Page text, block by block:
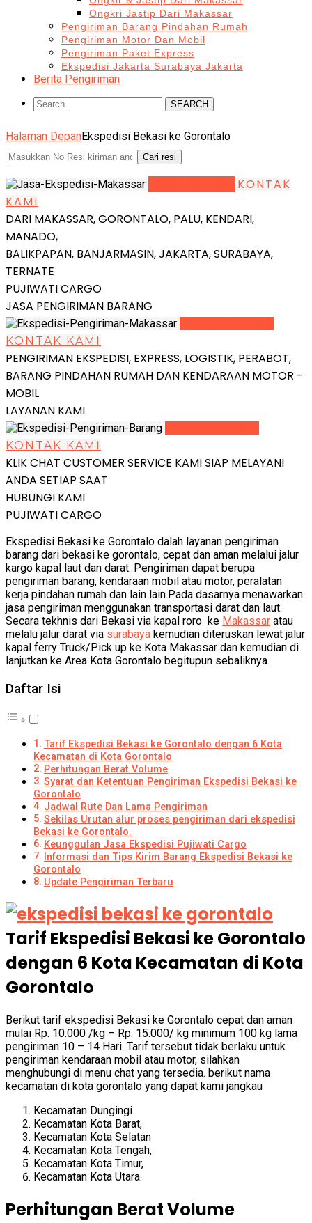
Ongkri Jastip Dari Makassar
Pengiriman Barang Pindahan Rumah
Pengiriman Motor Dan Mobil
Pengiriman Paket Express
Ekspedisi Jakarta Surabaya Jakarta
Berita Pengiriman
SEARCH
Halaman DepanEkspedisi Bekasi ke Gorontalo
KONTAK
KAMI
DARI MAKASSAR, GORONTALO, PALU, KENDARI,
MANADO,
BALIKPAPAN, BANJARMASIN, JAKARTA, SURABAYA,
TERNATE
PUJIWATI CARGO
JASA PENGIRIMAN BARANG
KONTAK KAMI
PENGIRIMAN EKSPEDISI, EXPRESS, LOGISTIK, PERABOT,
BARANG PINDAHAN RUMAH DAN KENDARAAN MOTOR -
MOBIL
LAYANAN KAMI
KONTAK KAMI
KLIK CHAT CUSTOMER SERVICE KAMI SIAP MELAYANI
ANDA SETIAP SAAT
HUBUNGI KAMI
PUJIWATI CARGO
Ekspedisi Bekasi ke Gorontalo dalah layanan pengiriman
barang dari bekasi ke gorontalo, cepat dan aman melalui jalur
kargo kapal laut dan darat. Pengiriman dapat berupa
pengiriman barang, kendaraan mobil atau motor, peralatan
kerja pindahan rumah dan lain lain.Pada dasarnya menawarkan
jasa pengiriman menggunakan transportasi darat dan laut.
Secara tekhnis dari Bekasi via kapal roro ke Makassar atau
melalu jalur darat via surabaya kemudian diteruskan lewat jalur
kapal ferry Truck/Pick up ke Kota Makassar dan kemudian di
lanjutkan ke Area Kota Gorontalo begitupun sebaliknya.
Daftar Isi
Tarif Ekspedisi Bekasi ke Gorontalo dengan 6 Kota
Kecamatan di Kota Gorontalo
Perhitungan Berat Volume
Syarat dan Ketentuan Pengiriman Ekspedisi Bekasi ke
Gorontalo
Jadwal Rute Dan Lama Pengiriman
Sekilas Urutan alur proses pengiriman dari ekspedisi
Bekasi ke Gorontalo.
Keunggulan Jasa Ekspedisi Pujiwati Cargo
Informasi dan Tips Kirim Barang Ekspedisi Bekasi ke
Gorontalo
Update Pengiriman Terbaru
Tarif Ekspedisi Bekasi ke Gorontalo
dengan 6 Kota Kecamatan di Kota
Gorontalo
Berikut tarif ekspedisi Bekasi ke Gorontalo cepat dan aman
mulai Rp. 10.000 /kg – Rp. 15.000/ kg minimum 100 kg lama
pengiriman 10 – 14 Hari. Tarif tersebut tidak berlaku untuk
pengiriman kendaraan mobil atau motor, silahkan
menghubungi di menu chat yang tersedia. berikut nama
kecamatan di kota gorontalo yang dapat kami jangkau
Kecamatan Dungingi
Kecamatan Kota Barat,
Kecamatan Kota Selatan
Kecamatan Kota Tengah,
Kecamatan Kota Timur,
Kecamatan Kota Utara.
Perhitungan Berat Volume